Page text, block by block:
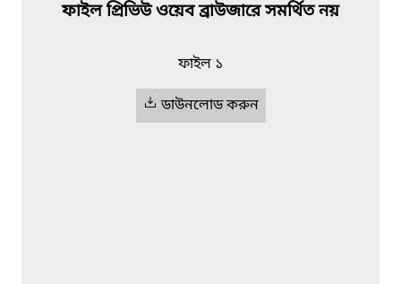
ফাইল প্রিভিউ ওয়েব ব্রাউজারে সমর্থিত নয়
ফাইল ১
ডাউনলোড করুন